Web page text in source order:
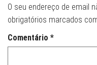
O seu endereço de email
obrigatórios marcados
Comentário *